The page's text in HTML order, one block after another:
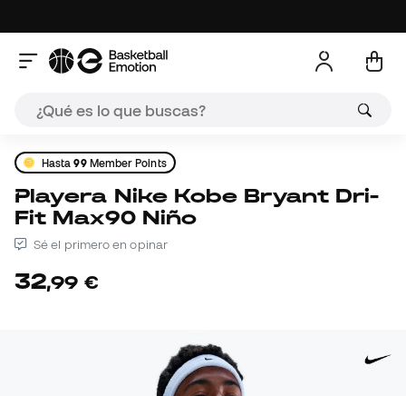
Hasta99Member Points
Playera Nike Kobe Bryant Dri-
Fit Max90 Niño
Sé el primero en opinar
32,99 €